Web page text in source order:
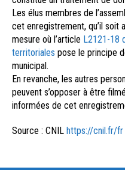
Les élus membres de
cet enregistrement, qu’il soit
mesure où l’article L2121-18
territoriales pose le principe
municipal.
En revanche, les autres
peuvent s’opposer à être
informées de cet
Source : CNIL https://cnil.fr/fr